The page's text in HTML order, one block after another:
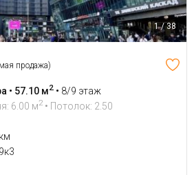
1 / 38
продажа)
• 57.10 м2 • 8/9 этаж
6.00 м2 • Потолок: 2.50